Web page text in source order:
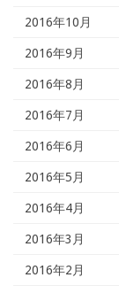
2016年10月
2016年9月
2016年8月
2016年7月
2016年6月
2016年5月
2016年4月
2016年3月
2016年2月